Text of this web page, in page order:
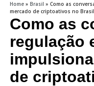
Home » Brasil » Como as
mercado de criptoativos no Brasil
Como as
regulação
de